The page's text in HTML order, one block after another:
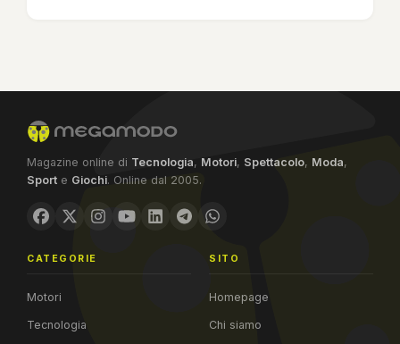
Magazine online di Tecnologia, Motori, Spettacolo, Moda,
Sport e Giochi. Online dal 2005.
CATEGORIE
Motori
Tecnologia
SITO
Homepage
Chi siamo